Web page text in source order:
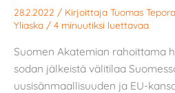
28.2.2022 / Kirjoittaja Tuomas Tepora
Yliaska / 4 minuutiksi luettavaa
Suomen Akatemian rahoittama
sodan jälkeistä välitilaa
uusisänmaallisuuden ja EU-